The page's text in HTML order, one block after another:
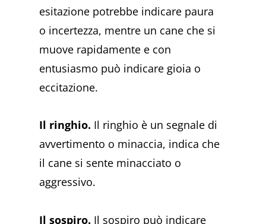
esitazione potrebbe indicare paura
o incertezza, mentre un cane che si
muove rapidamente e con
entusiasmo può indicare gioia o
eccitazione.
Il ringhio. Il ringhio è un segnale di
avvertimento o minaccia, indica che
il cane si sente minacciato o
aggressivo.
Il sospiro. Il sospiro può indicare